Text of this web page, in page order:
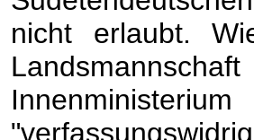
nicht erlaubt.